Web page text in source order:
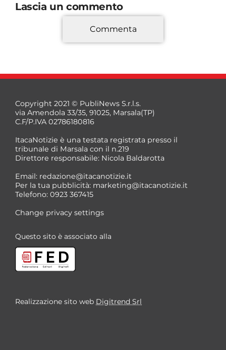
Lascia un commento
*
*
Commenta
Copyright 2021 © PubliNews S.r.l.s.
via Amendola 33/35, 91025, Marsala(TP)
C.F/P.IVA 02786180816
ItacaNotizie è una testata registrata presso il
tribunale di Marsala con il n.219
Direttore responsabile: Nicola Baldarotta
Email: redazione@itacanotizie.it
Per la tua pubblicità: marketing@itacanotizie.it
Telefono: 0923 367415
Change privacy settings
Questo sito è associato alla
Realizzazione sito web Digitrend Srl